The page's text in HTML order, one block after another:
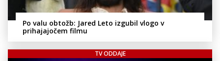
Po valu obtožb: Jared Leto izgubil vlogo v
prihajajočem filmu
TV ODDAJE